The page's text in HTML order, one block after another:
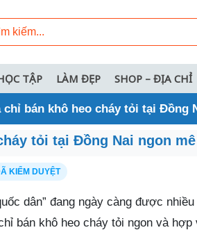
TẬP LÀM ĐẸP SHOP – ĐỊA CHỈ
chỉ bán khô heo cháy tỏi tại Đồng
tỏi tại Đồng Nai ngon
KIỂM DUYỆT
dân” đang ngày càng được
bán khô heo cháy tỏi ngon và